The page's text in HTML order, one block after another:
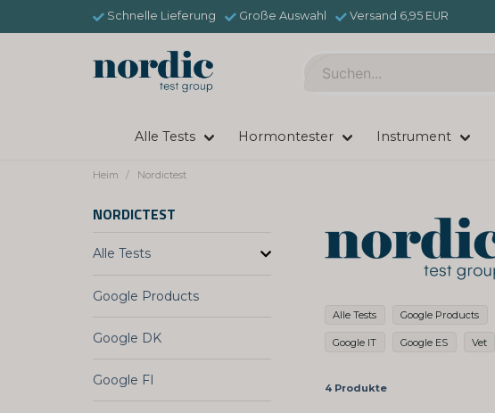
Schnelle Lieferung Große Auswahl Versand 6,95 EUR
Alle Tests Hormontester Instrument
Heim Nordictest
NORDICTEST
Alle Tests
Google Products
Google DK
Google FI
Alle Tests Google Products
Google IT Google ES Vet
4 Produkte